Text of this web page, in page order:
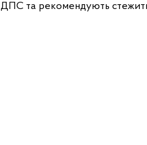
ДПС та рекомендують